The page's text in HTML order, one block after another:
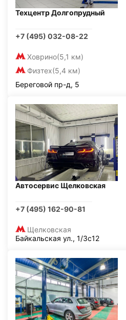
Техцентр Долгопрудный
+7 (495) 032-08-22
Ховрино(5,1 км)
Физтех(5,4 км)
Береговой пр-д, 5
Автосервис Щелковская
+7 (495) 162-90-81
Щелковская
Байкальская ул., 1/3с12